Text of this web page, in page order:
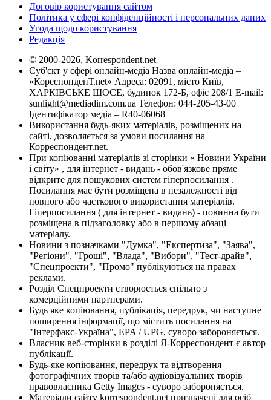
Договір користування сайтом
Політика у сфері конфіденційності і персональних даних
Угода щодо користування
Редакція
© 2000-2026, Korrespondent.net
Суб'єкт у сфері онлайн-медіа Назва онлайн-медіа –
«КореспонденТ.net» Адреса: 02091, місто Київ,
ХАРКІВСЬКЕ ШОСЕ, будинок 172-Б, офіс 208/1 E-mail:
sunlight@mediadim.com.ua Телефон: 044-205-43-00
Ідентифікатор медіа – R40-06068
Використання будь-яких матеріалів, розміщених на
сайті, дозволяється за умови посилання на
Корреспондент.net.
При копіюванні матеріалів зі сторінки « Новини України
і світу» , для інтернет - видань - обов'язкове пряме
відкрите для пошукових систем гіперпосилання .
Посилання має бути розміщена в незалежності від
повного або часткового використання матеріалів.
Гіперпосилання ( для інтернет - видань) - повинна бути
розміщена в підзаголовку або в першому абзаці
матеріалу.
Новини з позначками "Думка", "Експертиза", "Заява",
"Регіони", "Гроші", "Влада", "Вибори", "Тест-драйв",
"Спецпроекти", "Промо" публікуються на правах
реклами.
Розділ Спецпроекти створюється спільно з
комерційними партнерами.
Будь яке копіювання, публікація, передрук, чи наступне
поширення інформації, що містить посилання на
"Інтерфакс-Україна", EPA / UPG, суворо забороняється.
Власник веб-сторінки в розділі Я-Корреспондент є автор
публікації.
Будь-яке копіювання, передрук та відтворення
фотографічних творів та/або аудіовізуальних творів
правовласника Getty Images - суворо забороняється.
Матеріали сайту korrespondent.net призначені для осіб